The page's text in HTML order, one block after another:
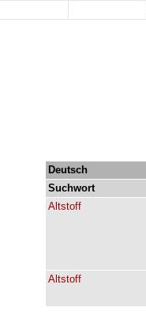
Deutsch
Suchwort
Altstoff
Altstoff